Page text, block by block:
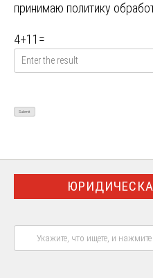
принимаю политику
4+11 =